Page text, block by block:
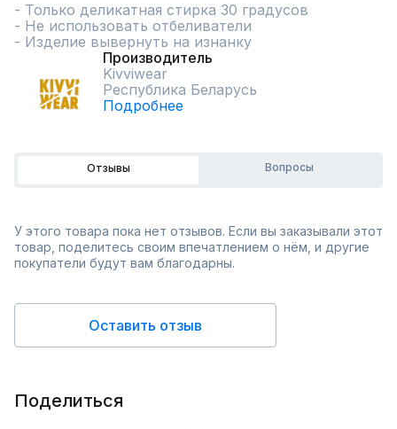
- Только деликатная стирка 30 градусов
- Не использовать отбеливатели
- Изделие вывернуть на изнанку
Производитель
Kivviwear
Республика Беларусь
Подробнее
Отзывы Вопросы
У этого товара пока нет отзывов. Если вы заказывали этот
товар, поделитесь своим впечатлением о нём, и другие
покупатели будут вам благодарны.
Оставить отзыв
Поделиться